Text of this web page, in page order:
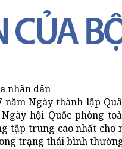
nhân dân
Ngày thành lập
hội Quốc phòng
tập trung cao nhất cho
trạng thái bình